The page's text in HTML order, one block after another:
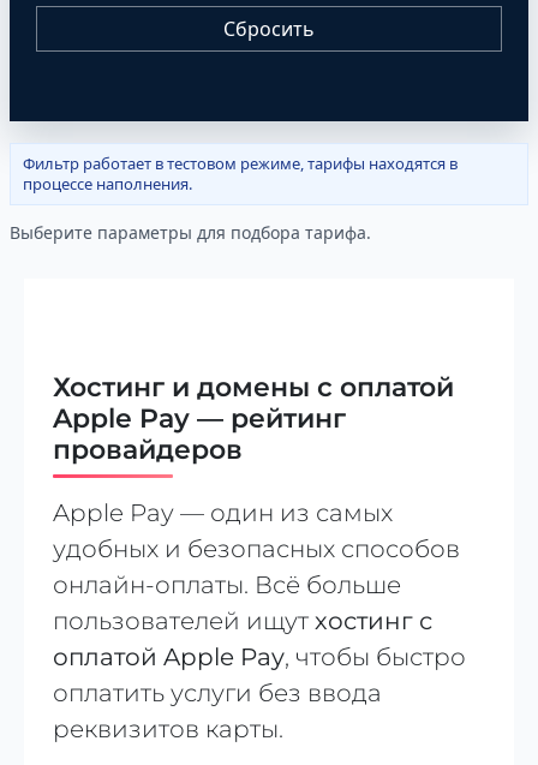
Сбросить
Фильтр работает в тестовом режиме, тарифы находятся в
процессе наполнения.
Выберите параметры для подбора тарифа.
Хостинг и домены с оплатой
Apple Pay — рейтинг
провайдеров
Apple Pay — один из самых
удобных и безопасных способов
онлайн-оплаты. Всё больше
пользователей ищут хостинг с
оплатой Apple Pay, чтобы быстро
оплатить услуги без ввода
реквизитов карты.